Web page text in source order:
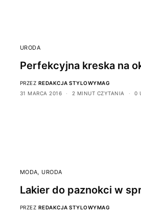
URODA
Perfekcyjna kreska na
PRZEZ REDAKCJA STYLOWYMAG
31 MARCA 2016
2 MINUT CZYTANIA 0
MODA, URODA
Lakier do paznokci w
PRZEZ REDAKCJA STYLOWYMAG